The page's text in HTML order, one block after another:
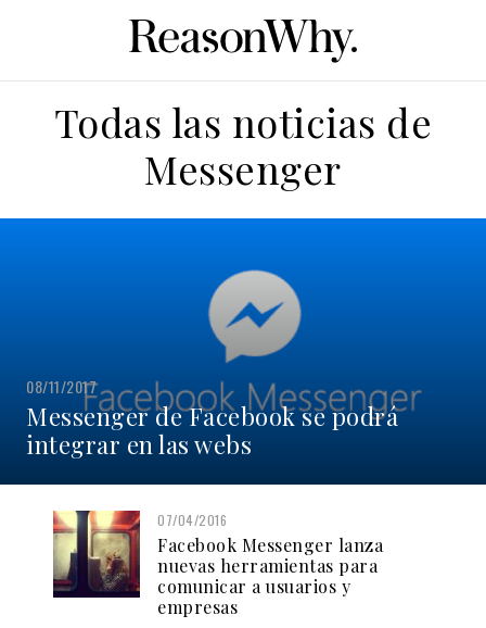
Todas las noticias de
Messenger
08/11/2017
Messenger de Facebook se podrá
integrar en las webs
07/04/2016
Facebook Messenger lanza
nuevas herramientas para
comunicar a usuarios y
empresas